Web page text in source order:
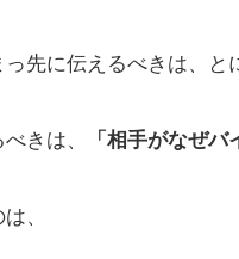
先に伝えるべきは、と
きは、 「相手がなぜ
、